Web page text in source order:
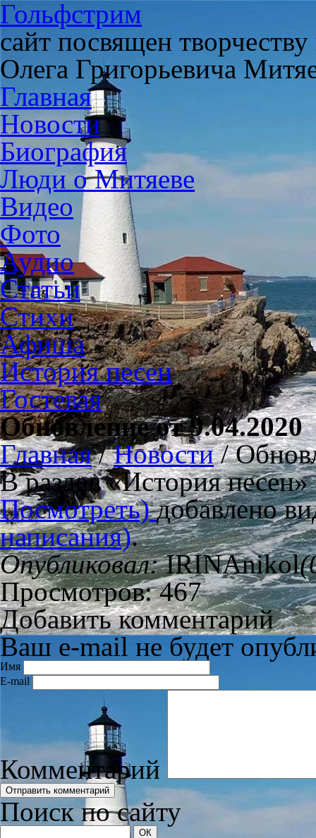
Гольфстрим
сайт посвящен
Олега Григорьевича
Главная
Новости
Биография
Люди о Митяеве
Видео
Фото
Аудио
Статьи
Стихи
Афиша
История песен
Гостевая
Обновление от 9.04.2020
Главная/Новости/
В раздел «История песен»
Посмотреть)добавлено
написания).
Опубликовал:IRINAnikol
Просмотров: 467
Добавить комментарий
Ваш e-mail не будет
Имя
E-mail
Комментарий
Поиск по сайту